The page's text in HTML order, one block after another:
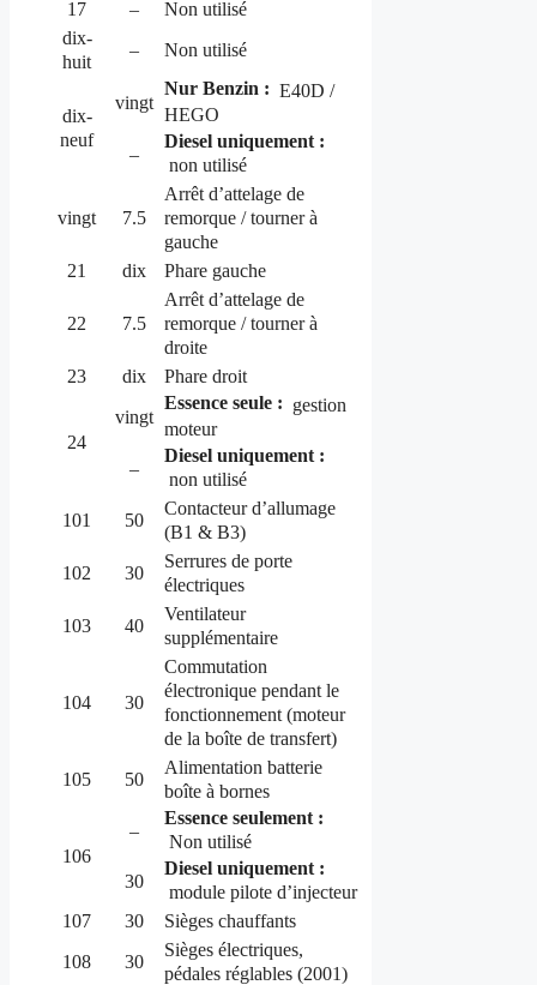
17 –
Non utilisé
dix-
huit
– Non utilisé
dix-
neuf
vingt
Nur Benzin : E40D /
HEGO
–
Diesel uniquement :
non utilisé
vingt 7.5
Arrêt d’attelage de
remorque / tourner à
gauche
21
dix Phare gauche
22 7.5
Arrêt d’attelage de
remorque / tourner à
droite
23
dix Phare droit
24
vingt
Essence seule : gestion
moteur
–
Diesel uniquement :
non utilisé
101
50
Contacteur d’allumage
(B1 & B3)
102 30
Serrures de porte
électriques
103 40
Ventilateur
supplémentaire
104 30
Commutation
électronique pendant le
fonctionnement (moteur
de la boîte de transfert)
105 50
Alimentation batterie
boîte à bornes
106
–
Essence seulement :
Non utilisé
30
Diesel uniquement :
module pilote d’injecteur
107
30
Sièges chauffants
108
30
Sièges électriques,
pédales réglables (2001)